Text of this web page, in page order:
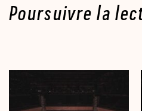
Poursuivre la